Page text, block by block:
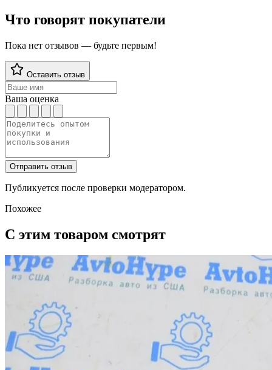
Что говорят покупатели
Пока нет отзывов — будьте первым!
Оставить отзыв
Ваша оценка
Отправить отзыв
Публикуется после проверки модератором.
Похожее
С этим товаром смотрят